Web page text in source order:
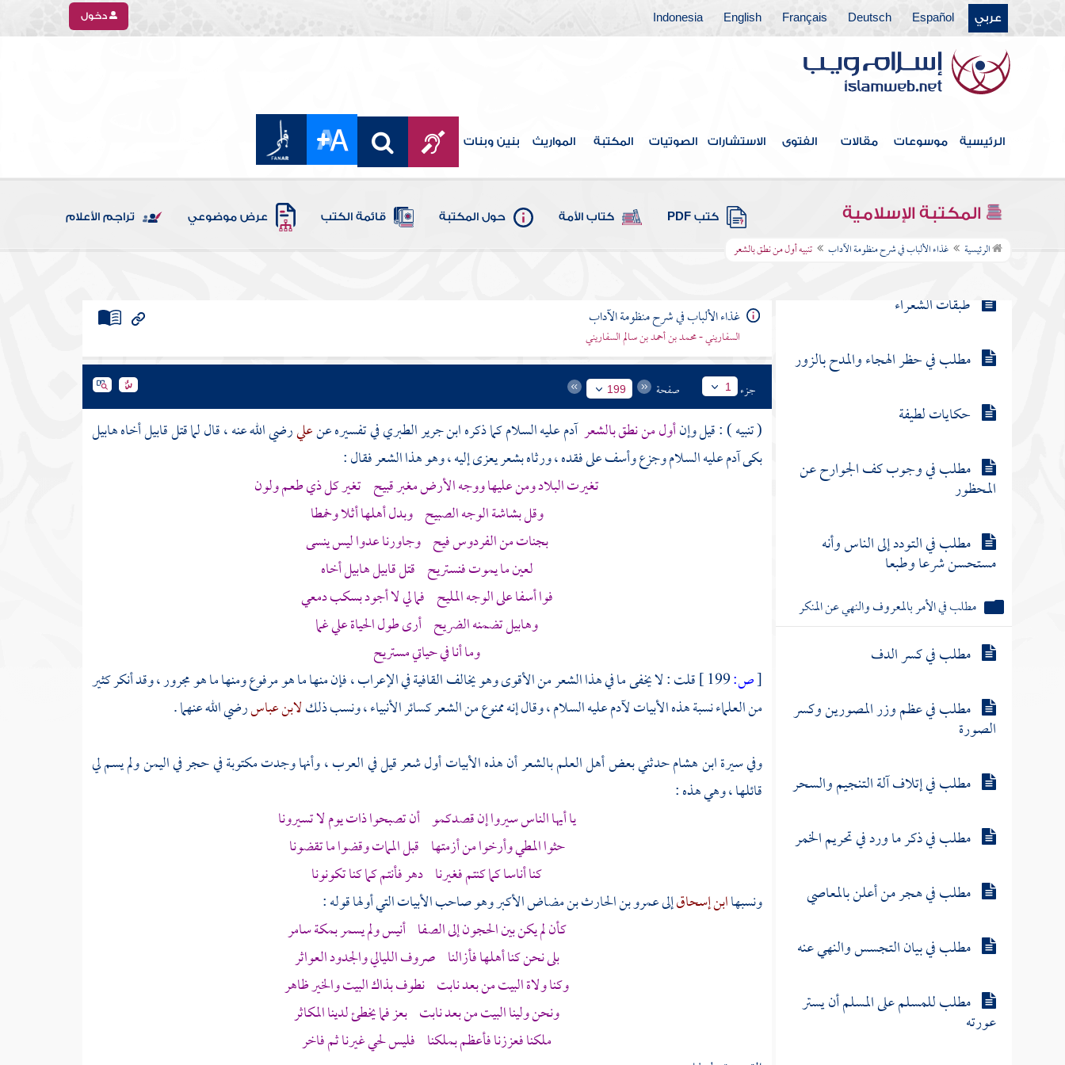
عربي Español
Deutsch
Français
English
Indonesia دخول
الرئيسية موسوعات مقالات الفتوى الاستشارات الصوتيات المكتبة المواريث بنين وبنات
المكتبة الإسلامية كتب PDF كتاب الأمة حول المكتبة قائمة الكتب عرض موضوعي تراجم الأعلام
الرئيسية غذاء الألباب في شرح منظومة الآداب تنبيه أول من نطق بالشعر
مطلب في سماعه صلى الله عليه
وسلم شعر أصحابه وتشبيبهم
إن من الشعر لحكمة
تنبيه أول من نطق بالشعر
طبقات الشعراء
مطلب في حظر الهجاء والمدح بالزور
حكايات لطيفة
مطلب في وجوب كف الجوارح عن
المحظور
مطلب في التودد إلى الناس وأنه
مستحسن شرعا وطبعا
مطلب في الأمر بالمعروف والنهي عن المنكر
مطلب في كسر الدف
مطلب في عظم وزر المصورين وكسر
الصورة
مطلب في إتلاف آلة التنجيم والسحر
مطلب في ذكر ما ورد في تحريم الخمر
مطلب في هجر من أعلن بالمعاصي
مطلب في بيان التجسس والنهي عنه
مطلب للمسلم على المسلم أن يستر
عورته
غذاء الألباب في شرح منظومة الآداب
السفاريني - محمد بن أحمد بن سالم السفاريني
جزء 1 صفحة 199
( تنبيه ) : قيل وإنأول من نطق بالشعر آدمعليه السلام كما ذكرهابن جرير الطبريفي تفسيره عنعليرضي الله عنه ، قال لما قتلقابيلأخاههابيل
بكىآدمعليه السلام وجزع وأسف على فقده ، ورثاه بشعر يعزى إليه ، وهو هذا الشعر فقال :
تغيرت البلاد ومن عليها ووجه الأرض مغبر قبيح تغير كل ذي طعم ولون
وقل بشاشة الوجه الصبيح وبدل أهلها أثلا وخمطا
بجنات من الفردوس فيح وجاورنا عدوا ليس ينسى
لعين ما يموت فنستريح قتلقابيلهابيلأخاه
فوا أسفا على الوجه المليح فما لي لا أجود بسكب دمعي
وهابيلتضمنه الضريح أرى طول الحياة علي غما
وما أنا في حياتي مستريح
[ص:199 ]
قلت : لا يخفى ما في هذا الشعر من الأقوى وهو يخالف القافية في الإعراب ، فإن منها ما هو مرفوع ومنها ما هو مجرور ، وقد أنكر كثير
من العلماء نسبة هذه الأبياتلآدمعليه السلام ، وقال إنه ممنوع من الشعر كسائر الأنبياء ، ونسب ذلكلابن عباسرضي الله عنهما .
وفي سيرةابن هشامحدثني بعض أهل العلم بالشعر أن هذه الأبيات أول شعر قيل فيالعرب، وأنها وجدت مكتوبة في حجر فياليمنولم يسم لي
قائلها ، وهي هذه :
يا أيها الناس سيروا إن قصدكمو أن تصبحوا ذات يوم لا تسيرونا
حثوا المطي وأرخوا من أزمتها قبل الممات وقضوا ما تقضونا
كنا أناسا كما كنتم فغيرنا دهر فأنتم كما كنا تكونونا
ونسبهاابن إسحاقإلىعمرو بن الحارث بن مضاض الأكبروهو صاحب الأبيات التي أولها قوله :
كأن لم يكن بينالحجونإلىالصفا أنيس ولم يسمربمكةسامر
بلى نحن كنا أهلها فأزالنا صروف الليالي والجدود العواثر
وكنا ولاةالبيتمن بعد نابت نطوف بذاكالبيتوالخير ظاهر
ونحن وليناالبيتمن بعد نابت بعز فما يخطئ لدينا المكاثر
ملكنا فعززنا فأعظم بملكنا فليس لحي غيرنا ثم فاخر